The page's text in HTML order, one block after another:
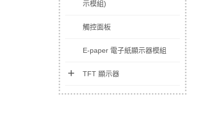
示模組)
觸控面板
E-paper 電子紙顯示器模組
TFT 顯示器